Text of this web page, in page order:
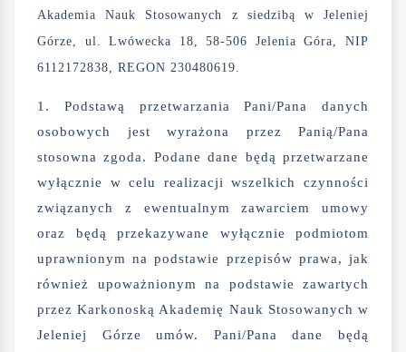
Akademia Nauk Stosowanych z siedzibą w Jeleniej
Górze, ul. Lwówecka 18, 58-506 Jelenia Góra, NIP
6112172838, REGON 230480619.
1. Podstawą przetwarzania Pani/Pana danych
osobowych jest wyrażona przez Panią/Pana
stosowna zgoda. Podane dane będą przetwarzane
wyłącznie w celu realizacji wszelkich czynności
związanych z ewentualnym zawarciem umowy
oraz będą przekazywane wyłącznie podmiotom
uprawnionym na podstawie przepisów prawa, jak
również upoważnionym na podstawie zawartych
przez Karkonoską Akademię Nauk Stosowanych w
Jeleniej Górze umów. Pani/Pana dane będą